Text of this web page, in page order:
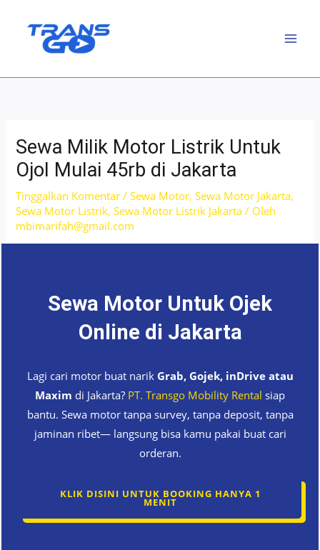
Sewa Milik Motor Listrik Untuk
Ojol Mulai 45rb di Jakarta
Tinggalkan Komentar /Sewa Motor,Sewa Motor Jakarta,
Sewa Motor Listrik,Sewa Motor Listrik Jakarta / Oleh
mbimarifah@gmail.com
Sewa Motor Untuk Ojek
Online di Jakarta
Lagi cari motor buat narik Grab, Gojek, inDrive atau
Maxim di Jakarta? PT. Transgo Mobility Rental siap
bantu. Sewa motor tanpa survey, tanpa deposit, tanpa
jaminan ribet— langsung bisa kamu pakai buat cari
orderan.
KLIK DISINI UNTUK BOOKING HANYA 1
MENIT